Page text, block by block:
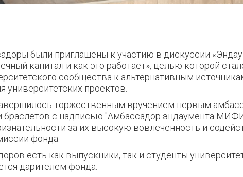
были приглашены к участию в дискуссии
капитал и как это работает», целью которой
сообщества к альтернативным
университетских проектов.
торжественным вручением первым
браслетов с надписью "Амбассадор эндаумента
за их высокую вовлеченность и
фонда.
есть как выпускники, так и студенты
дарителем фонда: